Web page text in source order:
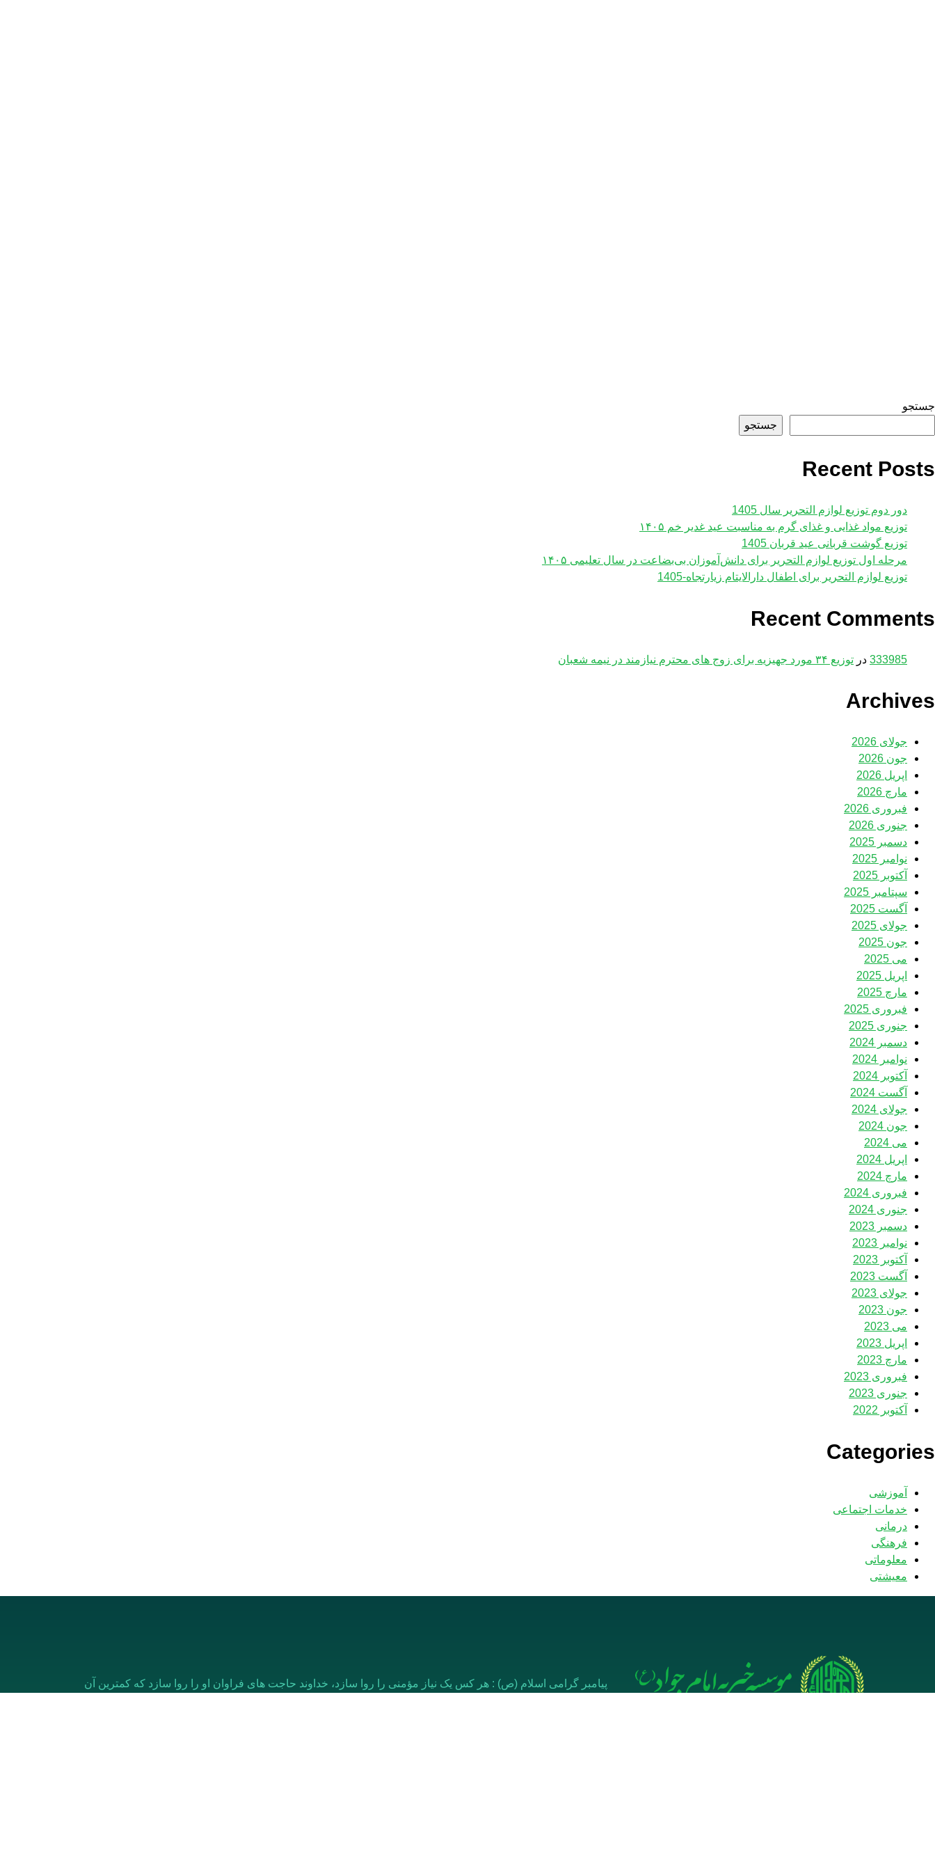
جستجو
جستجو
Recent Posts
دور دوم توزیع لوازم التحریر سال 1405
توزیع مواد غذایی و غذای گرم به مناسبت عید غدیر خم ۱۴۰۵
توزیع گوشت قربانی عید قربان 1405
مرحله اول توزیع لوازم ‌التحریر برای دانش‌آموزان بی‌بضاعت در سال تعلیمی ۱۴۰۵
توزیع لوازم التحریر برای اطفال دارالایتام زیارتجاه-1405
Recent Comments
333985 در توزیع ۳۴ مورد جهیزیه برای زوج های محترم نیازمند در نیمه شعبان
Archives
جولای 2026
جون 2026
اپریل 2026
مارچ 2026
فبروری 2026
جنوری 2026
دسمبر 2025
نوامبر 2025
آکتوبر 2025
سپتامبر 2025
آگست 2025
جولای 2025
جون 2025
می 2025
اپریل 2025
مارچ 2025
فبروری 2025
جنوری 2025
دسمبر 2024
نوامبر 2024
آکتوبر 2024
آگست 2024
جولای 2024
جون 2024
می 2024
اپریل 2024
مارچ 2024
فبروری 2024
جنوری 2024
دسمبر 2023
نوامبر 2023
آکتوبر 2023
آگست 2023
جولای 2023
جون 2023
می 2023
اپریل 2023
مارچ 2023
فبروری 2023
جنوری 2023
آکتوبر 2022
Categories
آموزشی
خدمات اجتماعی
درمانی
فرهنگی
معلوماتی
معیشتی
پیامبر گرامی اسلام (ص) : هر کس یک نیاز مؤمنی را روا سازد، خداوند حاجت های فراوان او را روا سازد که کمترین آن